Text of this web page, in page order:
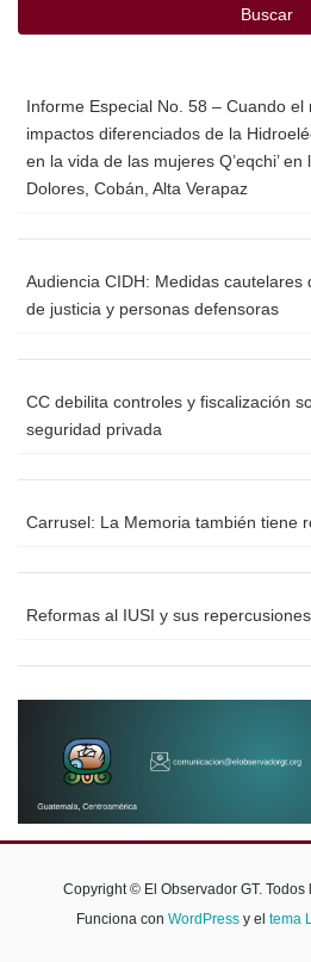
Buscar
Informe Especial No. 58 – Cuando
impactos diferenciados de la
en la vida de las mujeres Q’eqchi’
Dolores, Cobán, Alta Verapaz
Audiencia CIDH: Medidas
de justicia y personas defensoras
CC debilita controles y fiscalización
seguridad privada
Carrusel: La Memoria también tiene
Reformas al IUSI y sus
Copyright © El Observador GT.
Funciona con WordPressy el tema